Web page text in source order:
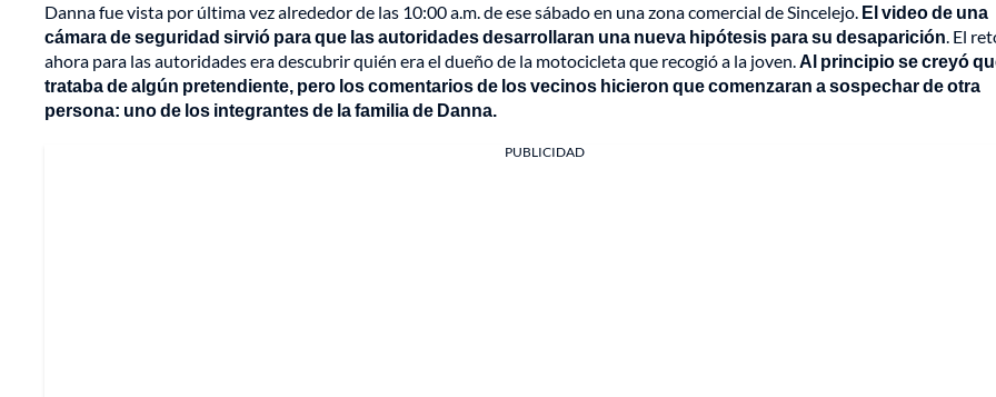
Danna fue vista por última vez alrededor de las 10:00 a.m. de ese sábado en una zona comercial de Sincelejo. El video de una
cámara de seguridad sirvió para que las autoridades desarrollaran una nueva hipótesis para su desaparición. El
ahora para las autoridades era descubrir quién era el dueño de la motocicleta que recogió a la joven.Al principio se creyó
trataba de algún pretendiente, pero los comentarios de los vecinos hicieron que comenzaran a sospechar de otra
persona: uno de los integrantes de la familia de Danna.
PUBLICIDAD